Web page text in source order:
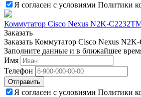
Я согласен с условиями Политики
Коммутатор Cisco Nexus N2K-
Заказать
Заказать Коммутатор Cisco Nexus
Заполните данные и в ближайшее
Имя
Телефон
Отправить
Я согласен с условиями Политики